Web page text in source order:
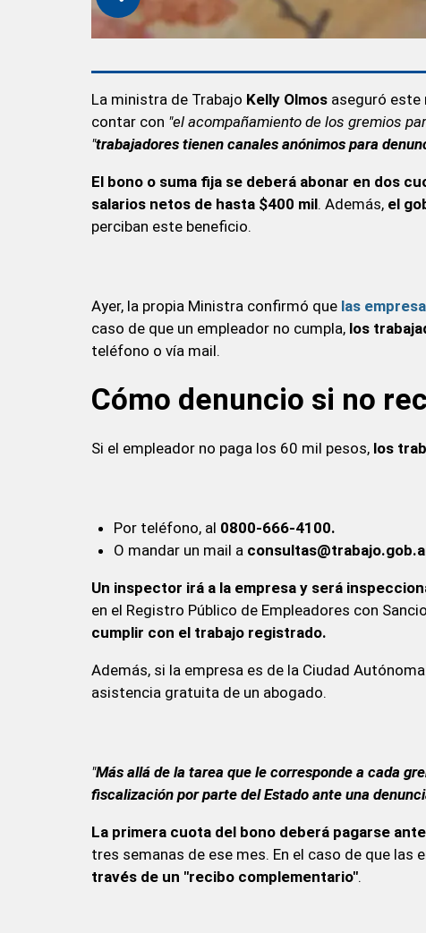
La ministra de Trabajo Kelly Olmos aseguró este
contar con "el acompañamiento de los gremios
"trabajadores tienen canales anónimos para
El bono o suma fija se deberá abonar en dos
salarios netos de hasta $400 mil. Además, el
perciban este beneficio.
Ayer, la propia Ministra confirmó que las
caso de que un empleador no cumpla, los
teléfono o vía mail.
Cómo denuncio si no
Si el empleador no paga los 60 mil pesos, los
Por teléfono, al 0800-666-4100.
O mandar un mail a
Un inspector irá a la empresa y será
en el Registro Público de Empleadores con
cumplir con el trabajo registrado.
Además, si la empresa es de la Ciudad
asistencia gratuita de un abogado.
"Más allá de la tarea que le corresponde a cada
fiscalización por parte del Estado ante una
La primera cuota del bono deberá pagarse
tres semanas de ese mes. En el caso de que las
través de un "recibo complementario".